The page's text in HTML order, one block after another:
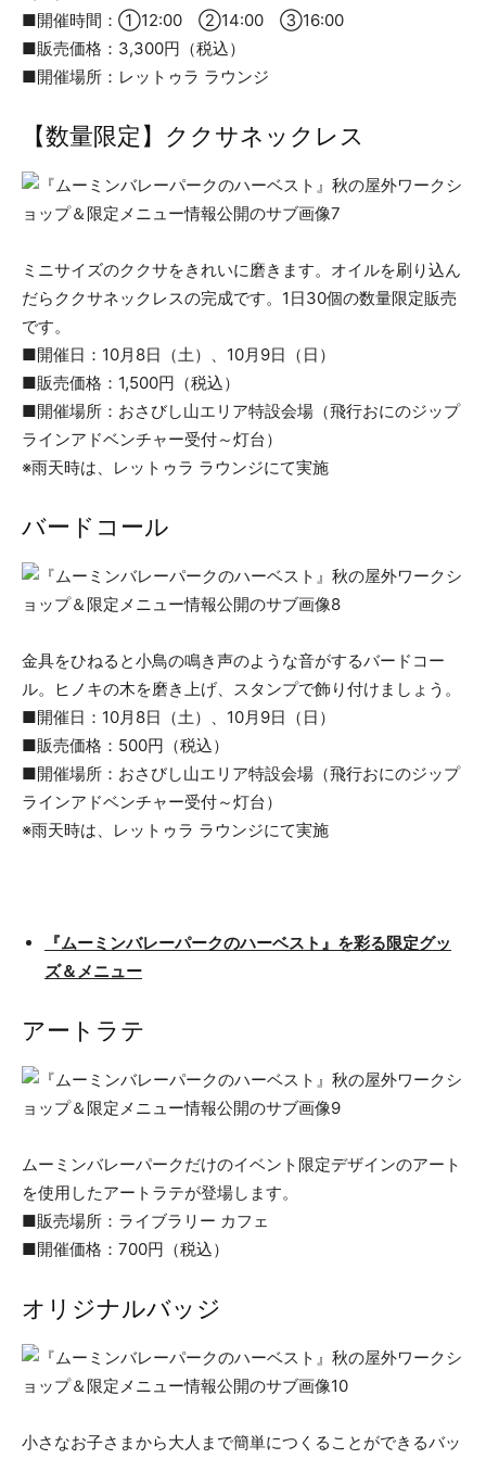
■開催時間：①12:00 ②14:00 ③16:00
■販売価格：3,300円（税込）
■開催場所：レットゥラ ラウンジ
【数量限定】ククサネックレス
ミニサイズのククサをきれいに磨きます。オイルを刷り込ん
だらククサネックレスの完成です。1日30個の数量限定販売
です。
■開催日：10月8日（土）、10月9日（日）
■販売価格：1,500円（税込）
■開催場所：おさびし山エリア特設会場（飛行おにのジップ
ラインアドベンチャー受付～灯台）
※雨天時は、レットゥラ ラウンジにて実施
バードコール
金具をひねると小鳥の鳴き声のような音がするバードコー
ル。ヒノキの木を磨き上げ、スタンプで飾り付けましょう。
■開催日：10月8日（土）、10月9日（日）
■販売価格：500円（税込）
■開催場所：おさびし山エリア特設会場（飛行おにのジップ
ラインアドベンチャー受付～灯台）
※雨天時は、レットゥラ ラウンジにて実施
『ムーミンバレーパークのハーベスト』を彩る限定グッ
ズ＆メニュー
アートラテ
​ムーミンバレーパークだけのイベント限定デザインのアート
を使用したアートラテが登場します。
■販売場所：ライブラリー カフェ
■開催価格：700円（税込）
オリジナルバッジ
小さなお子さまから大人まで簡単につくることができるバッ